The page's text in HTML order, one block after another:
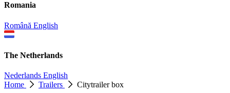
Romania
Română English
The Netherlands
Nederlands English
Home
Trailers Citytrailer box